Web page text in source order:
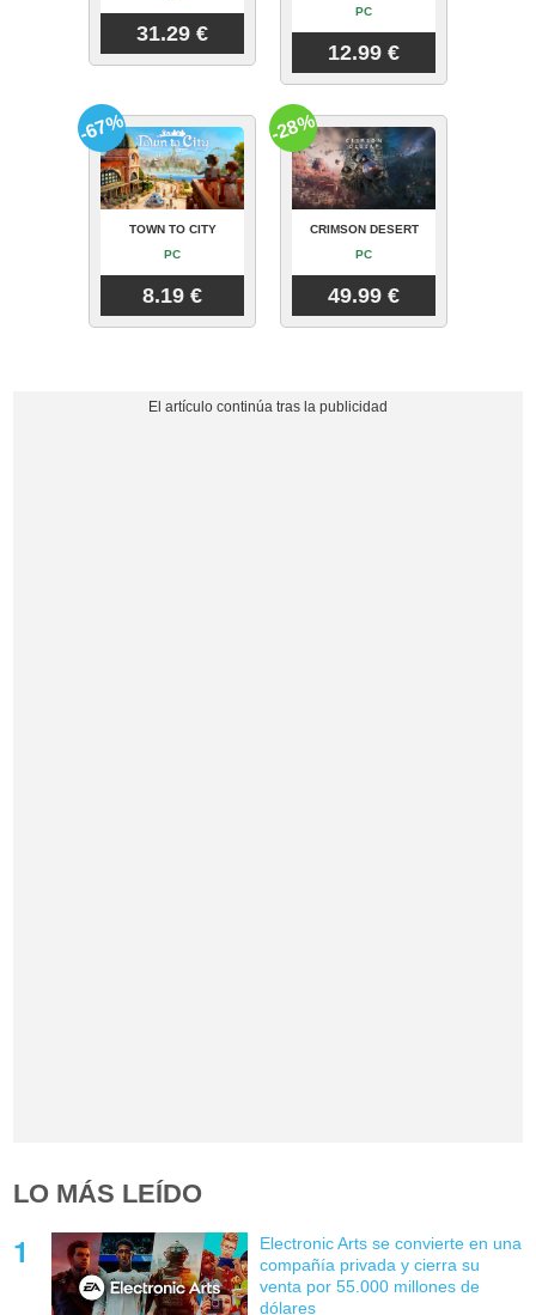
31.29 €
PC
12.99 €
TOWN TO CITY
PC
8.19 €
-67%
CRIMSON DESERT
PC
49.99 €
-28%
LO MÁS LEÍDO
Electronic Arts se convierte en una
compañía privada y cierra su
venta por 55.000 millones de
dólares